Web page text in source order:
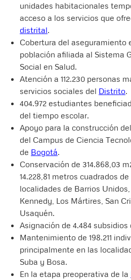
unidades habitacionales
acceso a los servicios que
distrital.
Cobertura del aseguramiento
población afiliada al Sistema
Social en Salud.
Atención a 112.230 personas
servicios sociales del Distrito.
404.972 estudiantes
del tiempo escolar.
Apoyo para la construcción
del Campus de Ciencia
de Bogotá.
Conservación de 314.868,03
14.228,81 metros cuadrados
localidades de Barrios
Kennedy, Los Mártires, San
Usaquén.
Asignación de 4.484 subsidios
Mantenimiento de 198.211
principalmente en las
Suba y Bosa.
En la etapa preoperativa de la